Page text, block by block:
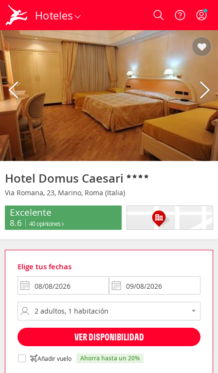
Hoteles Login
Hotel Domus Caesari
Via Romana, 23, Marino, Roma (Italia)
Excelente
8.6 40 opiniones
Elige tus fechas
VER DISPONIBILIDAD
Añadir vuelo ahorra hasta un 20%